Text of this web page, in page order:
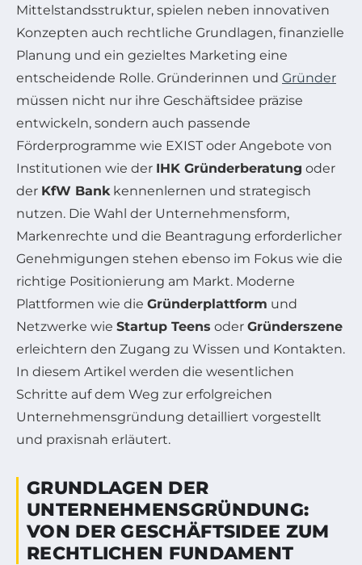
Mittelstandsstruktur, spielen neben innovativen
Konzepten auch rechtliche Grundlagen, finanzielle
Planung und ein gezieltes Marketing eine
entscheidende Rolle. Gründerinnen und Gründer
müssen nicht nur ihre Geschäftsidee präzise
entwickeln, sondern auch passende
Förderprogramme wie EXIST oder Angebote von
Institutionen wie der IHK Gründerberatung oder
der KfW Bankkennenlernen und strategisch
nutzen. Die Wahl der Unternehmensform,
Markenrechte und die Beantragung erforderlicher
Genehmigungen stehen ebenso im Fokus wie die
richtige Positionierung am Markt. Moderne
Plattformen wie die Gründerplattform und
Netzwerke wie Startup Teens oder Gründerszene
erleichtern den Zugang zu Wissen und Kontakten.
In diesem Artikel werden die wesentlichen
Schritte auf dem Weg zur erfolgreichen
Unternehmensgründung detailliert vorgestellt
und praxisnah erläutert.
GRUNDLAGEN DER
UNTERNEHMENSGRÜNDUNG:
VON DER GESCHÄFTSIDEE ZUM
RECHTLICHEN FUNDAMENT